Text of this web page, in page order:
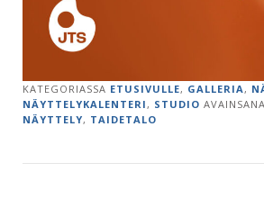
KATEGORIASSA ETUSIVULLE, GALLERIA ,
NÄYTTELYKALENTERI , STUDIO
NÄYTTELY, TAIDETALO